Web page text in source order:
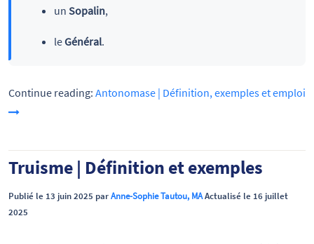
un Sopalin,
leGénéral.
Continue reading: Antonomase | Définition, exemples et emploi
Truisme | Définition et exemples
Publié le 13 juin 2025 parAnne-Sophie Tautou, MAActualisé le 16 juillet
2025